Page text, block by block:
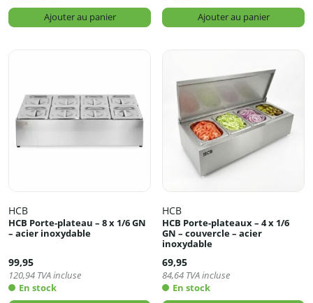
Ajouter au panier
Ajouter au panier
HCB
HCB Porte-plateau – 8 x 1/6 GN
– acier inoxydable
99,95
120,94 TVA incluse
En stock
HCB
HCB Porte-plateaux – 4 x 1/6
GN – couvercle – acier
inoxydable
69,95
84,64 TVA incluse
En stock